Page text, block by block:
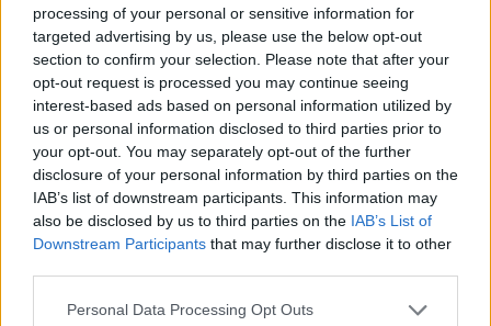
processing of your personal or sensitive information for
targeted advertising by us, please use the below opt-out
section to confirm your selection. Please note that after your
opt-out request is processed you may continue seeing
interest-based ads based on personal information utilized by
us or personal information disclosed to third parties prior to
your opt-out. You may separately opt-out of the further
disclosure of your personal information by third parties on the
IAB’s list of downstream participants. This information may
also be disclosed by us to third parties on the IAB’s List of
Downstream Participants that may further disclose it to other
Please note that this website/app uses one or more Google
Personal Data Processing Opt Outs
Με ελληνική παρέμβαση, για την υπογραφή κάθε
τέτοιας διμερούς συμφωνίας απαιτείται ομοφωνία,
βάσει του άρθρου 212 ΣΛΕΕ, σε συνδυασμό με το
άρθρο 218 ΣΛΕΕ. Αυτό προκύπτει από την
αιτιολογική σκέψη υπ' αριθ. 23 του Κανονισμού σε
συνδυασμό με τη δήλωση της Επιτροπής που
καταγράφηκε στα πρακτικά του της συνεδρίασης
του COREPER II της 18ης Μαΐου ότι προτίθεται να
χρησιμοποιήσει το άρθρο 212 ΣΛΕΕ ως νομική
βάση για τις συμφωνίες αυτές.